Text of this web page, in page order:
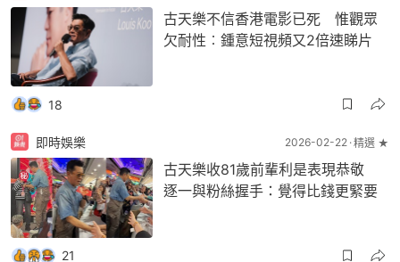
古天樂不信香港電影已死 惟觀眾
欠耐性︰鍾意短視頻又2倍速睇片
18
即時娛樂 2026-02-22 精選 ★
古天樂收81歲前輩利是表現恭敬
逐一與粉絲握手：覺得比錢更緊要
21